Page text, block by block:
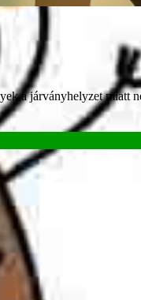
a járványhelyzet